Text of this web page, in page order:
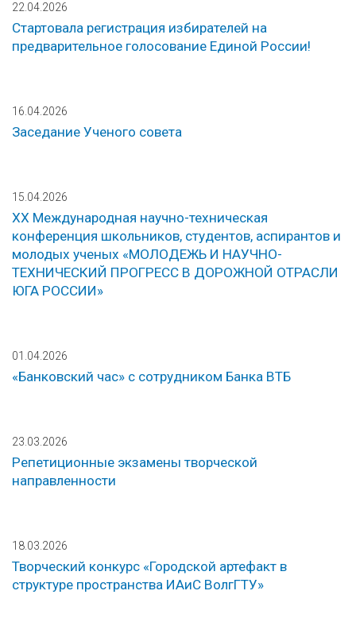
22.04.2026
Стартовала регистрация избирателей на
предварительное голосование Единой России!
16.04.2026
Заседание Ученого совета
15.04.2026
ХХ Международная научно-техническая
конференция школьников, студентов, аспирантов и
молодых ученых «МОЛОДЕЖЬ И НАУЧНО-
ТЕХНИЧЕСКИЙ ПРОГРЕСС В ДОРОЖНОЙ ОТРАСЛИ
ЮГА РОССИИ»
01.04.2026
«Банковский час» с сотрудником Банка ВТБ
23.03.2026
Репетиционные экзамены творческой
направленности
18.03.2026
Творческий конкурс «Городской артефакт в
структуре пространства ИАиС ВолгГТУ»